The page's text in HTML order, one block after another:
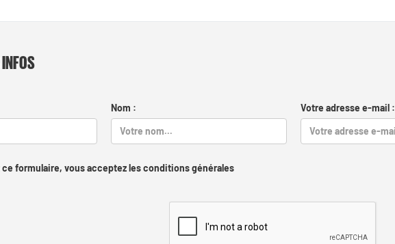
Nom : Votre adresse e-mail :
formulaire, vous acceptez les conditions générales